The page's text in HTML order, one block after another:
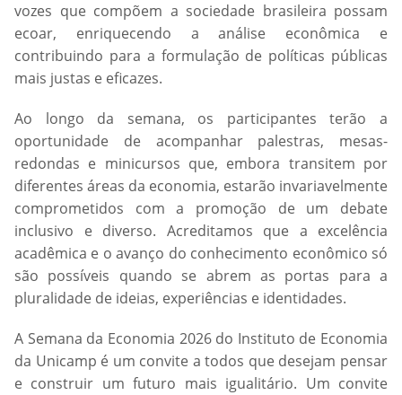
vozes que compõem a sociedade brasileira possam
ecoar, enriquecendo a análise econômica e
contribuindo para a formulação de políticas públicas
mais justas e eficazes.
Ao longo da semana, os participantes terão a
oportunidade de acompanhar palestras, mesas-
redondas e minicursos que, embora transitem por
diferentes áreas da economia, estarão invariavelmente
comprometidos com a promoção de um debate
inclusivo e diverso. Acreditamos que a excelência
acadêmica e o avanço do conhecimento econômico só
são possíveis quando se abrem as portas para a
pluralidade de ideias, experiências e identidades.
A Semana da Economia 2026 do Instituto de Economia
da Unicamp é um convite a todos que desejam pensar
e construir um futuro mais igualitário. Um convite